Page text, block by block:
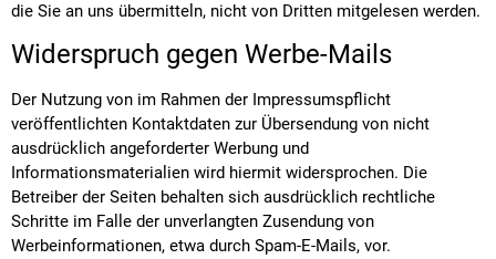
die Sie an uns übermitteln, nicht von Dritten mitgelesen werden.
Widerspruch gegen Werbe-Mails
Der Nutzung von im Rahmen der Impressumspflicht
veröffentlichten Kontaktdaten zur Übersendung von nicht
ausdrücklich angeforderter Werbung und
Informationsmaterialien wird hiermit widersprochen. Die
Betreiber der Seiten behalten sich ausdrücklich rechtliche
Schritte im Falle der unverlangten Zusendung von
Werbeinformationen, etwa durch Spam-E-Mails, vor.